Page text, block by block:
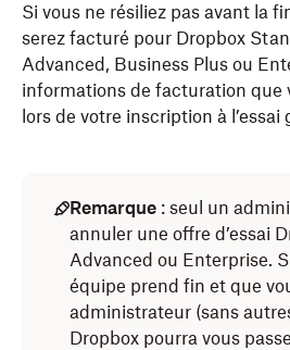
Si vous ne résiliez pas avant la
serez facturé pour Dropbox
Advanced, Business Plus ou
informations de facturation que
lors de votre inscription à l’essai
Remarque : seul un
annuler une offre d’essai
Advanced ou Enterprise.
équipe prend fin et que
administrateur (sans
Dropbox pourra vous